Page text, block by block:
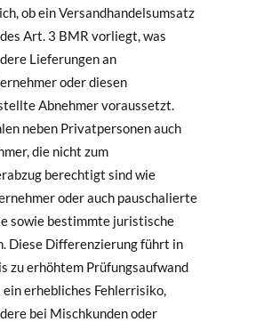
ob ein Versandhandelsumsatz
Art. 3 BMR vorliegt, was
Lieferungen an
oder diesen
Abnehmer voraussetzt.
neben Privatpersonen auch
die nicht zum
berechtigt sind wie
oder auch pauschalierte
sowie bestimmte juristische
Diese Differenzierung führt in
zu erhöhtem Prüfungsaufwand
ein erhebliches Fehlerrisiko,
bei Mischkunden oder